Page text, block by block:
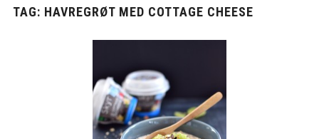
TAG: HAVREGRØT MED COTTAGE CHEESE